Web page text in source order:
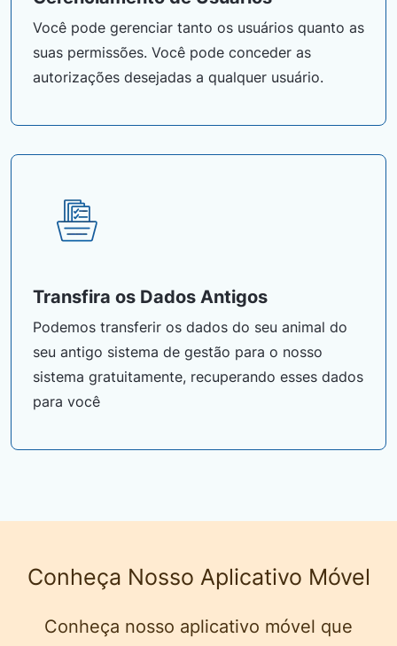
Você pode gerenciar tanto os usuários quanto as
suas permissões. Você pode conceder as
autorizações desejadas a qualquer usuário.
Transfira os Dados Antigos
Podemos transferir os dados do seu animal do
seu antigo sistema de gestão para o nosso
sistema gratuitamente, recuperando esses dados
para você
Conheça Nosso Aplicativo Móvel
Conheça nosso aplicativo móvel que